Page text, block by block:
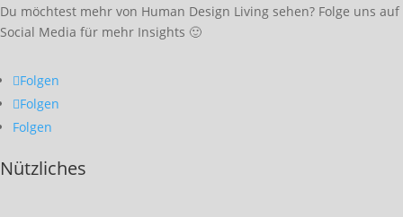
Du möchtest mehr von Human Design Living sehen? Folge uns auf
Social Media für mehr Insights 🙂
Folgen
Folgen
Folgen
Nützliches